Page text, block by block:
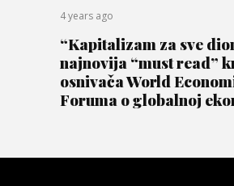
4 years ago
“Kapitalizam za sve
najnovija “must read”
osnivača World
Foruma o globalnoj